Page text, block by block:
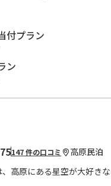
付プラン
ン
147 件の口コミ 高原民泊
、高原にある星空が大好き